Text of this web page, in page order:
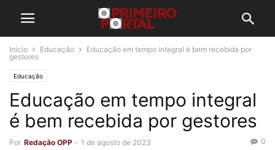
Início Educação
Educação em tempo integral é bem recebida por
gestores
Educação
Educação em tempo integral
é bem recebida por gestores
Por Redação OPP - 1 de agosto de 2023 0